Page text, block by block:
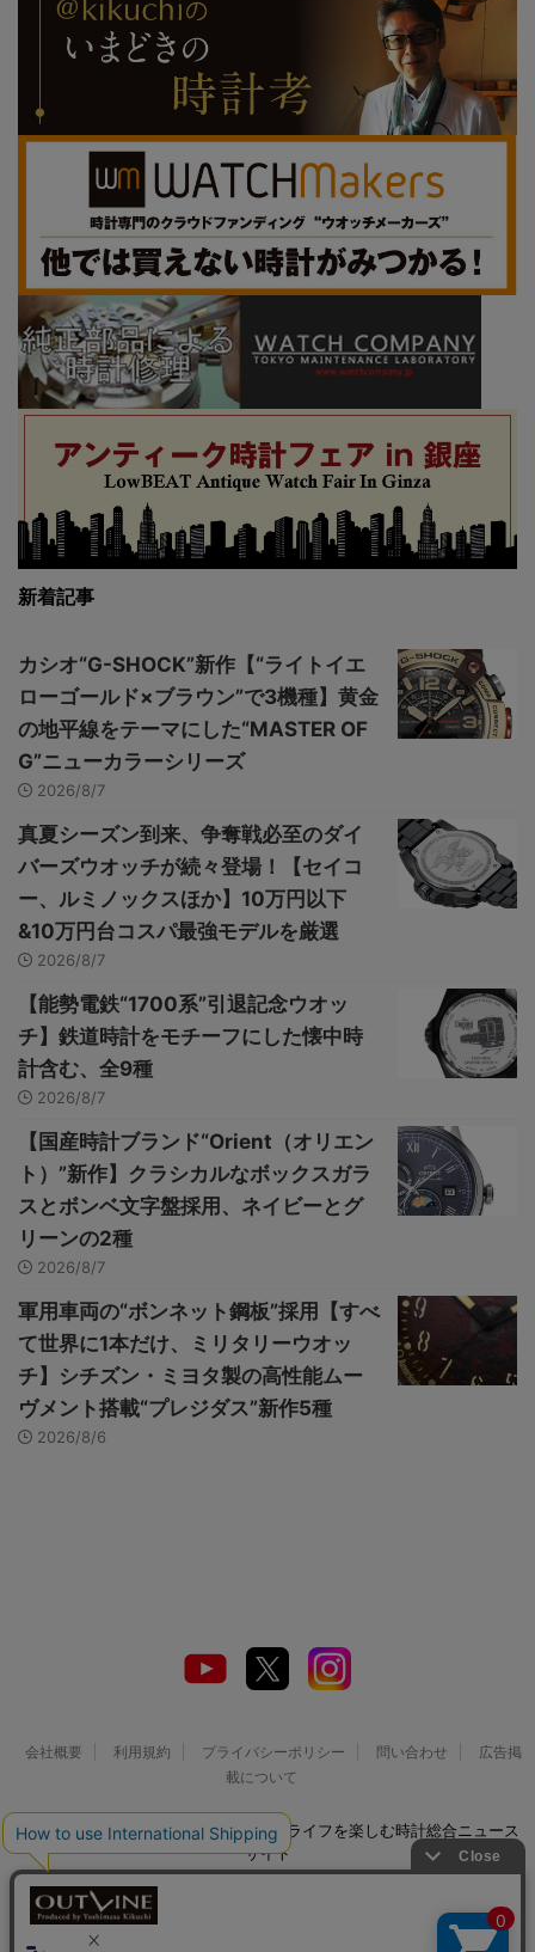
新着記事
カシオ“G-SHOCK”新作【“ライトイエ
ローゴールド×ブラウン”で3機種】黄金
の地平線をテーマにした“MASTER OF
G”ニューカラーシリーズ
2026/8/7
真夏シーズン到来、争奪戦必至のダイ
バーズウオッチが続々登場！【セイコ
ー、ルミノックスほか】10万円以下
&10万円台コスパ最強モデルを厳選
2026/8/7
【能勢電鉄“1700系”引退記念ウオッ
チ】鉄道時計をモチーフにした懐中時
計含む、全9種
2026/8/7
【国産時計ブランド“Orient（オリエン
ト）”新作】クラシカルなボックスガラ
スとボンベ文字盤採用、ネイビーとグ
リーンの2種
2026/8/7
軍用車両の“ボンネット鋼板”採用【すべ
て世界に1本だけ、ミリタリーウオッ
チ】シチズン・ミヨタ製の高性能ムー
ヴメント搭載“プレジダス”新作5種
2026/8/6
会社概要 利用規約 プライバシーポリシー 問い合わせ
広告掲
載について
© 2026 Watch LIFE NEWS｜ウオッチライフを楽しむ時計総合ニュース
サイト